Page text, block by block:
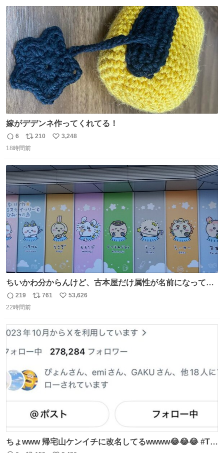
ト
数
数
嫁がデデンネ作ってくれてる！
返
信
6
リ
ポ
ト
数
210
い
数
3,248
18時間前
ちいかわ分からんけど、古本屋だけ属性が名前になってる
のはどういうこと？
返
信
219
リ
ト
761
い
数
53,626
22時間前
ちょwww 帰宅山ケンイチに改名してるwwww😂😂😂 #Tシ